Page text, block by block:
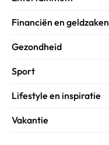
Financiën en geldzaken
Gezondheid
Sport
Lifestyle en inspiratie
Vakantie